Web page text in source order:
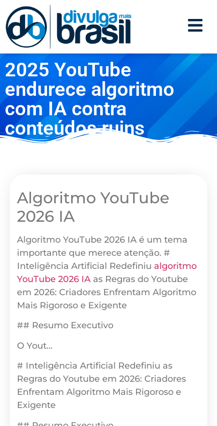
2025 YouTube
endurece algoritmo
com IA contra
conteúdos ruins
Algoritmo YouTube
2026 IA
Algoritmo YouTube 2026 IA é um tema
importante que merece atenção. #
Inteligência Artificial Redefiniu algoritmo
YouTube 2026 IA as Regras do Youtube
em 2026: Criadores Enfrentam Algoritmo
Mais Rigoroso e Exigente
## Resumo Executivo
O Yout…
# Inteligência Artificial Redefiniu as
Regras do Youtube em 2026: Criadores
Enfrentam Algoritmo Mais Rigoroso e
Exigente